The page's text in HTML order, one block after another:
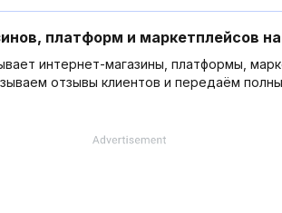
платформ и маркетплейсов на
интернет-магазины, платформы,
отзывы клиентов и передаём